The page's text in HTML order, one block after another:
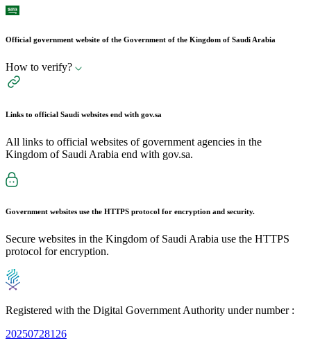
Official government website of the Government of the Kingdom of Saudi Arabia
How to verify?
Links to official Saudi websites end with gov.sa
All links to official websites of government agencies in the
Kingdom of Saudi Arabia end with gov.sa.
Government websites use the HTTPS protocol for encryption and security.
Secure websites in the Kingdom of Saudi Arabia use the HTTPS
protocol for encryption.
Registered with the Digital Government Authority under number :
20250728126